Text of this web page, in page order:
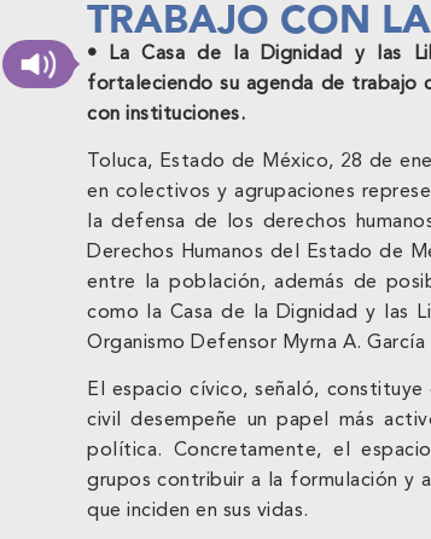
TRABAJO CON
• La Casa de la Dignidad y las
fortaleciendo su agenda de trabajo
con instituciones.
Toluca, Estado de México, 28 de
en colectivos y agrupaciones
la defensa de los derechos
Derechos Humanos del Estado de
entre la población, además de
como la Casa de la Dignidad y las
Organismo Defensor Myrna A. García
El espacio cívico, señaló,
civil desempeñe un papel más
política. Concretamente, el
grupos contribuir a la formulación y
que inciden en sus vidas.